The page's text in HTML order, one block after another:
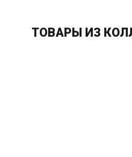
ТОВАРЫ ИЗ